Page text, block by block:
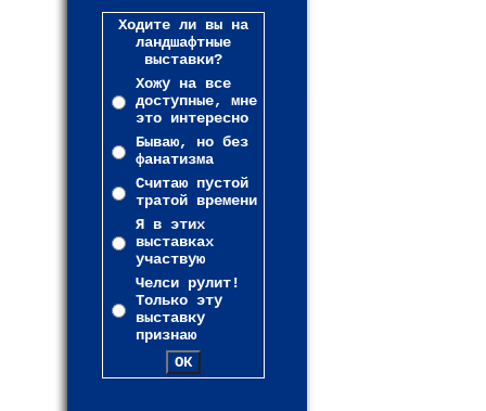
Ходите ли вы на
ландшафтные
выставки?
Хожу на все
доступные, мне
это интересно
Бываю, но без
фанатизма
Считаю пустой
тратой времени
Я в этих
выставках
участвую
Челси рулит!
Только эту
выставку
признаю